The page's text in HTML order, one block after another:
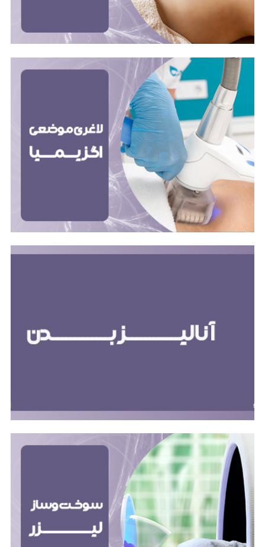
قرار دادن سلول‌های چربی و تحریک کلاژن سازی استفاده
بادی آنالیز
آنالیز بدن فرآیندی است که برای سنجش ترکیب بدنی شما
استفاده می‌شود. ترکیب بدنی شما به نسبت چربی، عضله،
استخوان و آب در بدن شما اشاره دارد.
از لیزر کم‌توان برای تحریک نقاط طب سوزنی بدن استفاده
می‌کند. این نقاط خاص در بدن، به متابولیسم، هورمون‌ها
لاغری موضعی با دستگاه فارادیک
لاغری موضعی با دستگاه فارادیک روشی غیرتهاجمی برای
کاهش چربی و سلولیت در نواحی خاص بدن است. این
روش از جریان الکتریکی برای تحریک عضلات و افزایش